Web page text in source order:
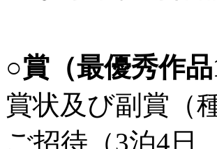
○賞（最優秀作
賞状及び副賞（
ご招待（3泊4日